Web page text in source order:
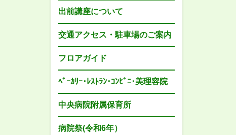
出前講座について
交通アクセス・駐車場のご案内
フロアガイド
ﾍﾞｰｶﾘｰ･ﾚｽﾄﾗﾝ･ｺﾝﾋﾞﾆ･美理容院
中央病院附属保育所
病院祭(令和6年）